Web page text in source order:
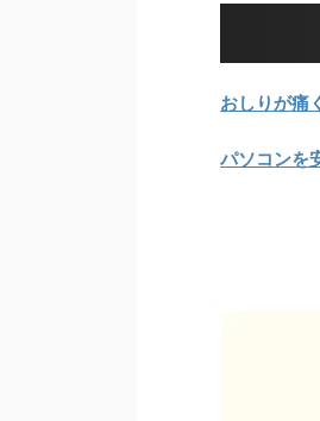
おしりが痛
パソコンを